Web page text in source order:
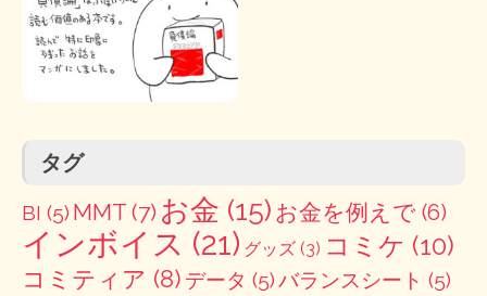
タグ
BI (5) MMT (7) お金 (15) お金を例えで (6)
インボイス (21) グッズ (3) コミケ (10)
コミティア (8) データ (5)バランスシート (5)